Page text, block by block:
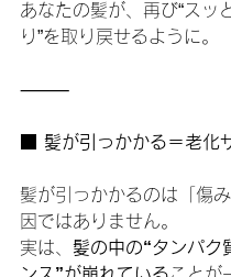
あなたの髪が、再び“スッ
り”を取り戻せるように。
⸻
■ 髪が引っかかる＝老化
髪が引っかかるのは「傷
因ではありません。
実は、 髪の中の“タンパク